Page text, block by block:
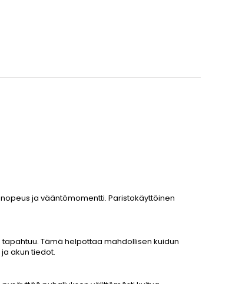
ja vääntömomentti. Paristokäyttöinen
Tämä helpottaa mahdollisen kuidun
akun tiedot.